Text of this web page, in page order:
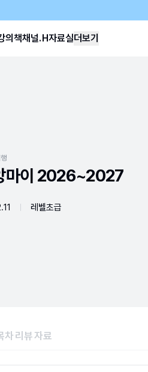
의책채널.H자료실더보기
마이 2026~2027
레벨초급
차 리뷰 자료